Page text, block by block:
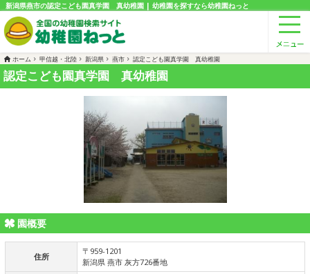
新潟県燕市の認定こども園真学園 真幼稚園 | 幼稚園を探すなら幼稚園ねっと
ホーム 甲信越・北陸 新潟県 燕市 認定こども園真学園 真幼稚園
認定こども園真学園 真幼稚園
園概要
住所
〒959-1201
新潟県 燕市 灰方726番地